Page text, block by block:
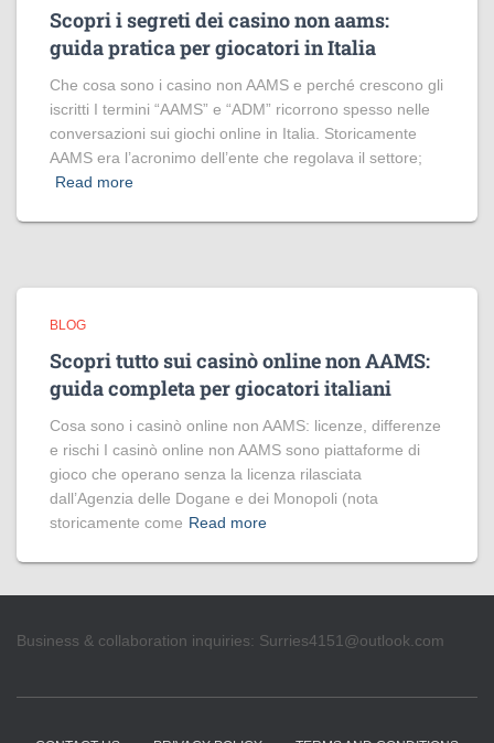
Scopri i segreti dei casino non aams:
guida pratica per giocatori in Italia
Che cosa sono i casino non AAMS e perché crescono gli
iscritti I termini “AAMS” e “ADM” ricorrono spesso nelle
conversazioni sui giochi online in Italia. Storicamente
AAMS era l’acronimo dell’ente che regolava il settore;
Read more
BLOG
Scopri tutto sui casinò online non AAMS:
guida completa per giocatori italiani
Cosa sono i casinò online non AAMS: licenze, differenze
e rischi I casinò online non AAMS sono piattaforme di
gioco che operano senza la licenza rilasciata
dall’Agenzia delle Dogane e dei Monopoli (nota
storicamente come Read more
Business & collaboration inquiries: Surries4151@outlook.com